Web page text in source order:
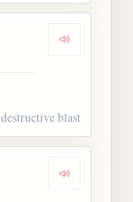
Dengarkan
destructive blast
Dengarkan